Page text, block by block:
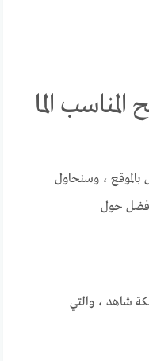
الما
، وسنحاول
حول
شاهد ، والتي